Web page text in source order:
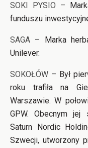
SOKI PYSIO –
funduszu
SAGA – Marka
Unilever.
SOKOŁÓW – Był
roku trafiła na
Warszawie. W
GPW. Obecnym jej
Saturn Nordic
Szwecji, utworzony